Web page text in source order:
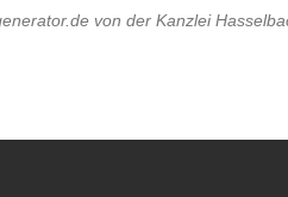
von der Kanzlei